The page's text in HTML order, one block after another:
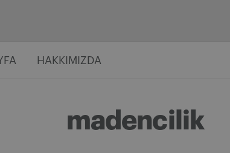
HAKKIMIZDA
madencilik